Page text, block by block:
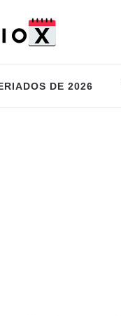
DE 2026